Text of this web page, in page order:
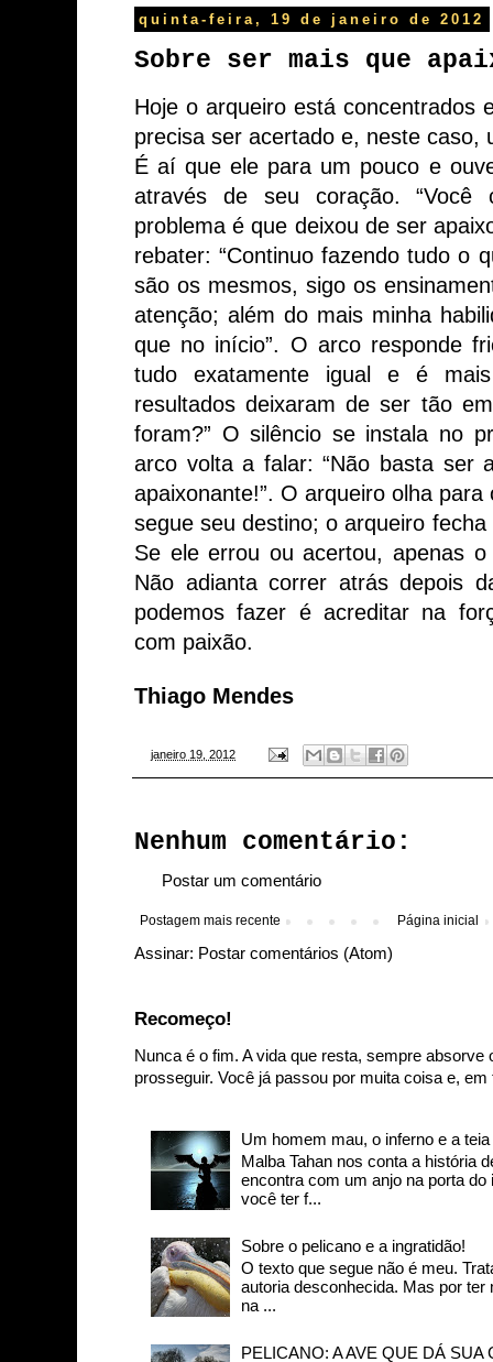
quinta-feira, 19 de janeiro de 2012
Sobre ser mais que
Hoje o arqueiro está concentrados
precisa ser acertado e, neste caso,
É aí que ele para um pouco e
através
de seu coração. “Você
problema é que deixou de ser
rebater: “Continuo fazendo tudo o
são os mesmos, sigo os
atenção; além do mais minha
que no início”. O arco responde
tudo
exatamente igual e é
mais
resultados deixaram de ser tão
foram?” O silêncio se instala no
arco volta a falar: “Não basta ser
apaixonante!”. O arqueiro olha para
segue seu destino; o arqueiro fecha
Se ele errou ou acertou, apenas o
Não adianta correr atrás depois
podemos fazer é acreditar na
com paixão.
Thiago Mendes
janeiro 19, 2012
Nenhum comentário:
Postar um comentário
Postagem mais recente Página inicial
Assinar: Postar comentários (Atom)
Recomeço!
Nunca é o fim. A vida que resta, sempre
prosseguir. Você já passou por muita coisa e,
Um homem mau, o inferno e a
Malba Tahan nos conta a história
encontra com um anjo na porta do
você ter f...
Sobre o pelicano e a ingratidão!
O texto que segue não é meu.
autoria desconhecida. Mas por
na ...
PELICANO: A AVE QUE DÁ SUA